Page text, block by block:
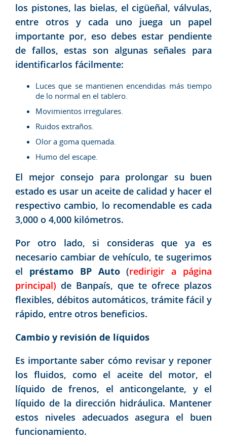
los pistones, las bielas, el cigüeñal, válvulas,
entre otros y cada uno juega un papel
importante por, eso debes estar pendiente
de fallos, estas son algunas señales para
identificarlos fácilmente:
Luces que se mantienen encendidas más tiempo
de lo normal en el tablero.
Movimientos irregulares.
Ruidos extraños.
Olor a goma quemada.
Humo del escape.
El mejor consejo para prolongar su buen
estado es usar un aceite de calidad y hacer el
respectivo cambio, lo recomendable es cada
3,000 o 4,000 kilómetros.
Por otro lado, si consideras que ya es
necesario cambiar de vehículo, te sugerimos
el préstamo BP Auto(redirigir a página
principal) de Banpaís, que te ofrece plazos
flexibles, débitos automáticos, trámite fácil y
rápido, entre otros beneficios.
Cambio y revisión de líquidos
Es importante saber cómo revisar y reponer
los fluidos, como el aceite del motor, el
líquido de frenos, el anticongelante, y el
líquido de la dirección hidráulica. Mantener
estos niveles adecuados asegura el buen
funcionamiento.